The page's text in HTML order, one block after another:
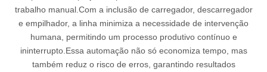
trabalho manual.Com a inclusão de carregador, descarregador
e empilhador, a linha minimiza a necessidade de intervenção
humana, permitindo um processo produtivo contínuo e
ininterrupto.Essa automação não só economiza tempo, mas
também reduz o risco de erros, garantindo resultados